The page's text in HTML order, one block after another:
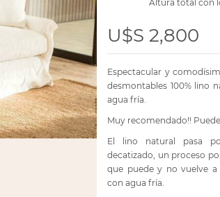
Altura total con
U$S 2,800
Espectacular y
desmontables 100% lino
agua fría.
Muy recomendado!!
El lino natural pasa
decatizado, un proceso
que puede y no vuelve a
con agua fría.